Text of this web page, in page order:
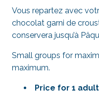
Vous repartez avec
chocolat garni de
conservera jusqu’à
Small groups for
maximum.
Price for 1 adult